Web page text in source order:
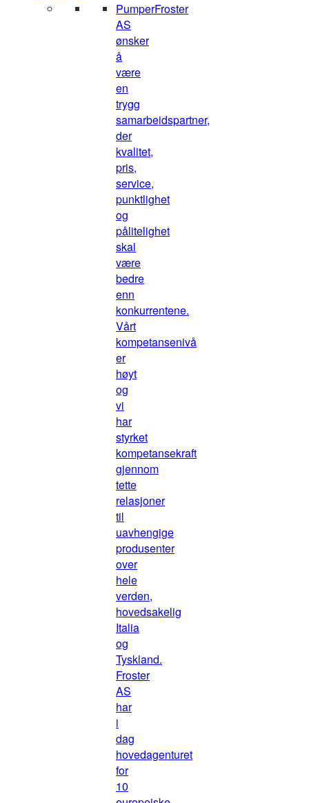
PumperFroster
AS
ønsker
å
være
en
trygg
samarbeidspartner,
der
kvalitet,
pris,
service,
punktlighet
og
pålitelighet
skal
være
bedre
enn
konkurrentene.
Vårt
kompetansenivå
er
høyt
og
vi
har
styrket
kompetansekraft
gjennom
tette
relasjoner
til
uavhengige
produsenter
over
hele
verden,
hovedsakelig
Italia
og
Tyskland.
Froster
AS
har
i
dag
hovedagenturet
for
10